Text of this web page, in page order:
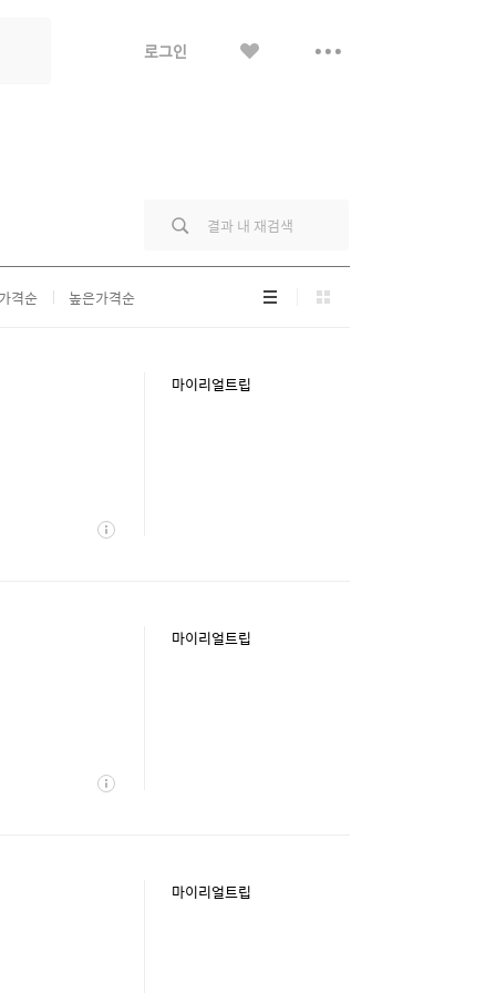
로그인 보
격순 높은가격순 리
스
그
리
마이리얼트립
상
마이리얼트립
상
마이리얼트립